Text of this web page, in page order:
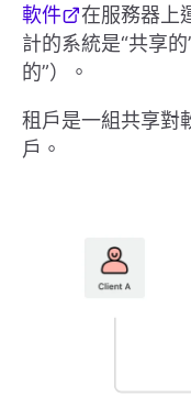
軟件
在服務器上
計的系統是“共享
的”）。
租戶是一組共享對
戶。